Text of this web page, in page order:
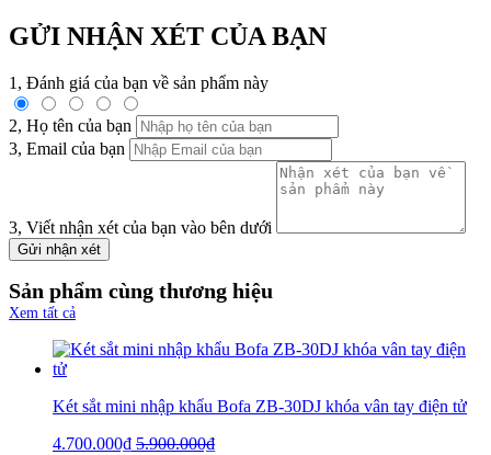
GỬI NHẬN XÉT CỦA BẠN
1, Đánh giá của bạn về sản phẩm này
2, Họ tên của bạn
3, Email của bạn
3, Viết nhận xét của bạn vào bên dưới
Gửi nhận xét
Sản phẩm cùng thương hiệu
Xem tất cả
Két sắt mini nhập khẩu Bofa ZB-30DJ khóa vân tay điện tử
4.700.000₫ 5.900.000₫